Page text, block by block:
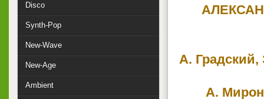
А. Градский,
А.
Disco
Synth-Pop
New-Wave
New-Age
Ambient